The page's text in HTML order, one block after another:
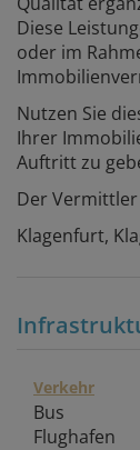
Diese
oder im
Nutzen Sie
Ihrer
Auftritt zu
Der
Klagenfurt,
Verkehr
Bus
Flughafen